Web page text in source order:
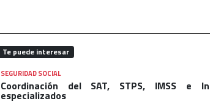
Te puede interesar
SEGURIDAD SOCIAL
Coordinación del SAT, STPS, IMSS e
especializados